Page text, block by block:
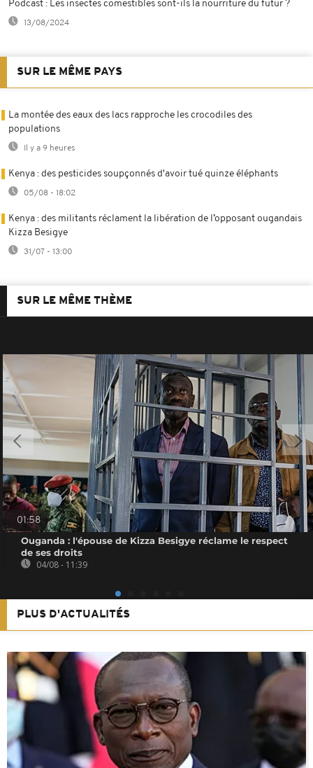
Podcast : Les insectes comestibles sont-ils la nourriture du futur ?
13/08/2024
SUR LE MÊME PAYS
La montée des eaux des lacs rapproche les crocodiles des
populations
Il y a 9 heures
Kenya : des pesticides soupçonnés d'avoir tué quinze éléphants
05/08 - 18:02
Kenya : des militants réclament la libération de l’opposant ougandais
Kizza Besigye
31/07 - 13:00
SUR LE MÊME THÈME
01:58
Ouganda : l'épouse de Kizza Besigye réclame le respect
de ses droits
04/08 - 11:39
PLUS D'ACTUALITÉS